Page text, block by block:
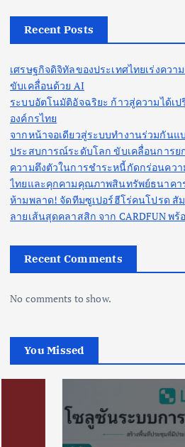
Recent Posts
เศรษฐกิจดิจิทัลของประเทศไทยเร่งคว
ขับเคลื่อนด้วย AI
ระบบอัตโนมัติอัจฉริยะ ก้าวสู่ความได้เ
องค์กรไทย
จากหน้าจอเดียวสู่ระบบทำงานร่วมกันแ
ประสบการณ์ระดับโลก ขับเคลื่อนการย
ความตึงตัวในการชำระหนี้กัดกร่อนคว
ไทยและคุกคามคุณภาพสินทรัพย์ธนาคา
ห้ามพลาด! จัดทีมซูเปอร์ฮีโร่คนโปรด สั
ลายเส้นสุดคลาสสิก จาก CARDFUN พ
Recent Comments
No comments to show.
You Missed